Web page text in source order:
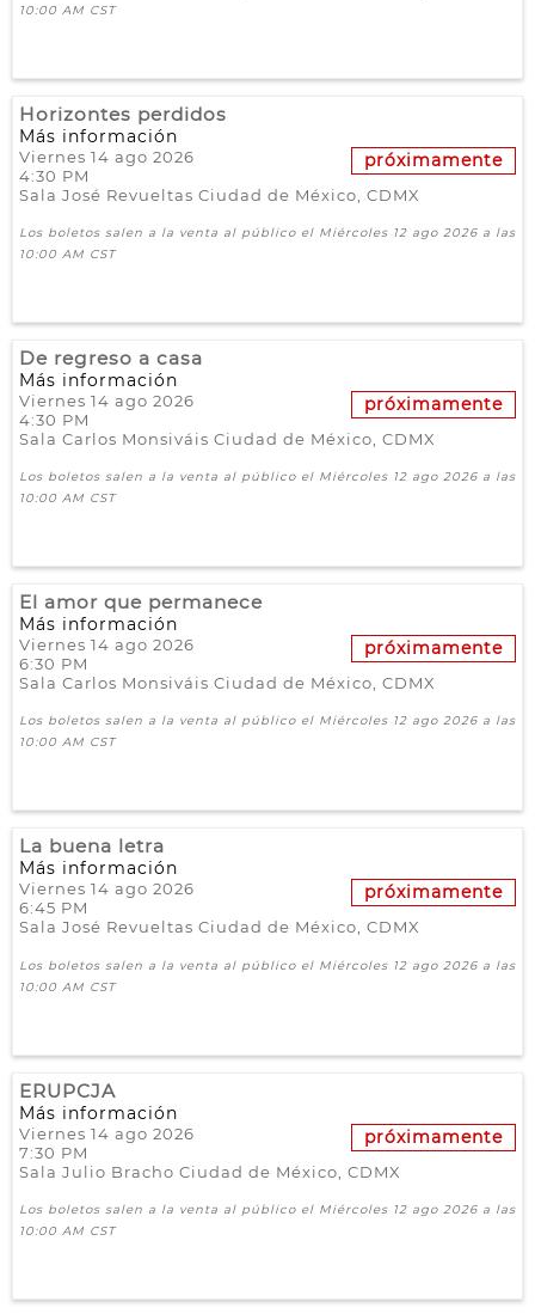
10:00 AM CST
Horizontes perdidos
Más información
próximamente
Viernes 14 ago 2026
4:30 PM
Sala José Revueltas Ciudad de México, CDMX
Los boletos salen a la venta al público el Miércoles 12 ago 2026 a las
10:00 AM CST
De regreso a casa
Más información
próximamente
Viernes 14 ago 2026
4:30 PM
Sala Carlos Monsiváis Ciudad de México, CDMX
Los boletos salen a la venta al público el Miércoles 12 ago 2026 a las
10:00 AM CST
El amor que permanece
Más información
próximamente
Viernes 14 ago 2026
6:30 PM
Sala Carlos Monsiváis Ciudad de México, CDMX
Los boletos salen a la venta al público el Miércoles 12 ago 2026 a las
10:00 AM CST
La buena letra
Más información
próximamente
Viernes 14 ago 2026
6:45 PM
Sala José Revueltas Ciudad de México, CDMX
Los boletos salen a la venta al público el Miércoles 12 ago 2026 a las
10:00 AM CST
ERUPCJA
Más información
próximamente
Viernes 14 ago 2026
7:30 PM
Sala Julio Bracho Ciudad de México, CDMX
Los boletos salen a la venta al público el Miércoles 12 ago 2026 a las
10:00 AM CST